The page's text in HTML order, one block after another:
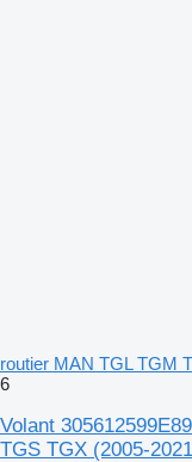
routier MAN TGL TGM
6
Volant
TGS TGX (2005-